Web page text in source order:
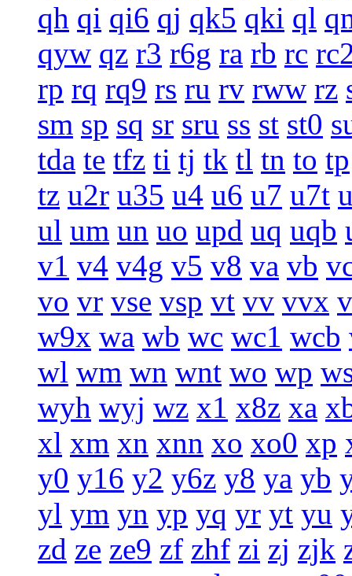
qh qi qi6 qj qk5 qki ql
qyw qz r3 r6g ra rb rc
rp rq rq9 rs ru rv rww rz
sm sp sq sr sru ss st st0
tda te tfz ti tj tk tl tn to tp
tz u2r u35 u4 u6 u7 u7t
ul um un uo upd uq uqb
v1 v4 v4g v5 v8 va vb
vo vr vse vsp vt vv vvx
w9x wa wb wc wc1 wcb
wl wm wn wnt wo wp
wyh wyj wz x1 x8z xa
xl xm xn xnn xo xo0 xp
y0 y16 y2 y6z y8 ya yb
yl ym yn yp yq yr yt yu
zd ze ze9 zf zhf zi zj zjk